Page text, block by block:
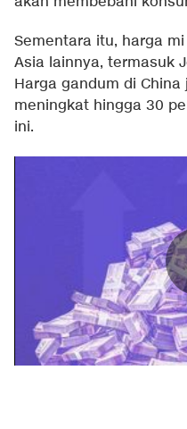
Sementara itu, harga
Asia lainnya, termasuk
Harga gandum di
meningkat hingga 30
ini.